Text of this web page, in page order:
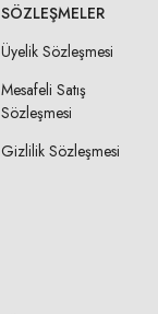
SÖZLEŞMELER
Üyelik Sözleşmesi
Mesafeli Satış
Sözleşmesi
Gizlilik Sözleşmesi